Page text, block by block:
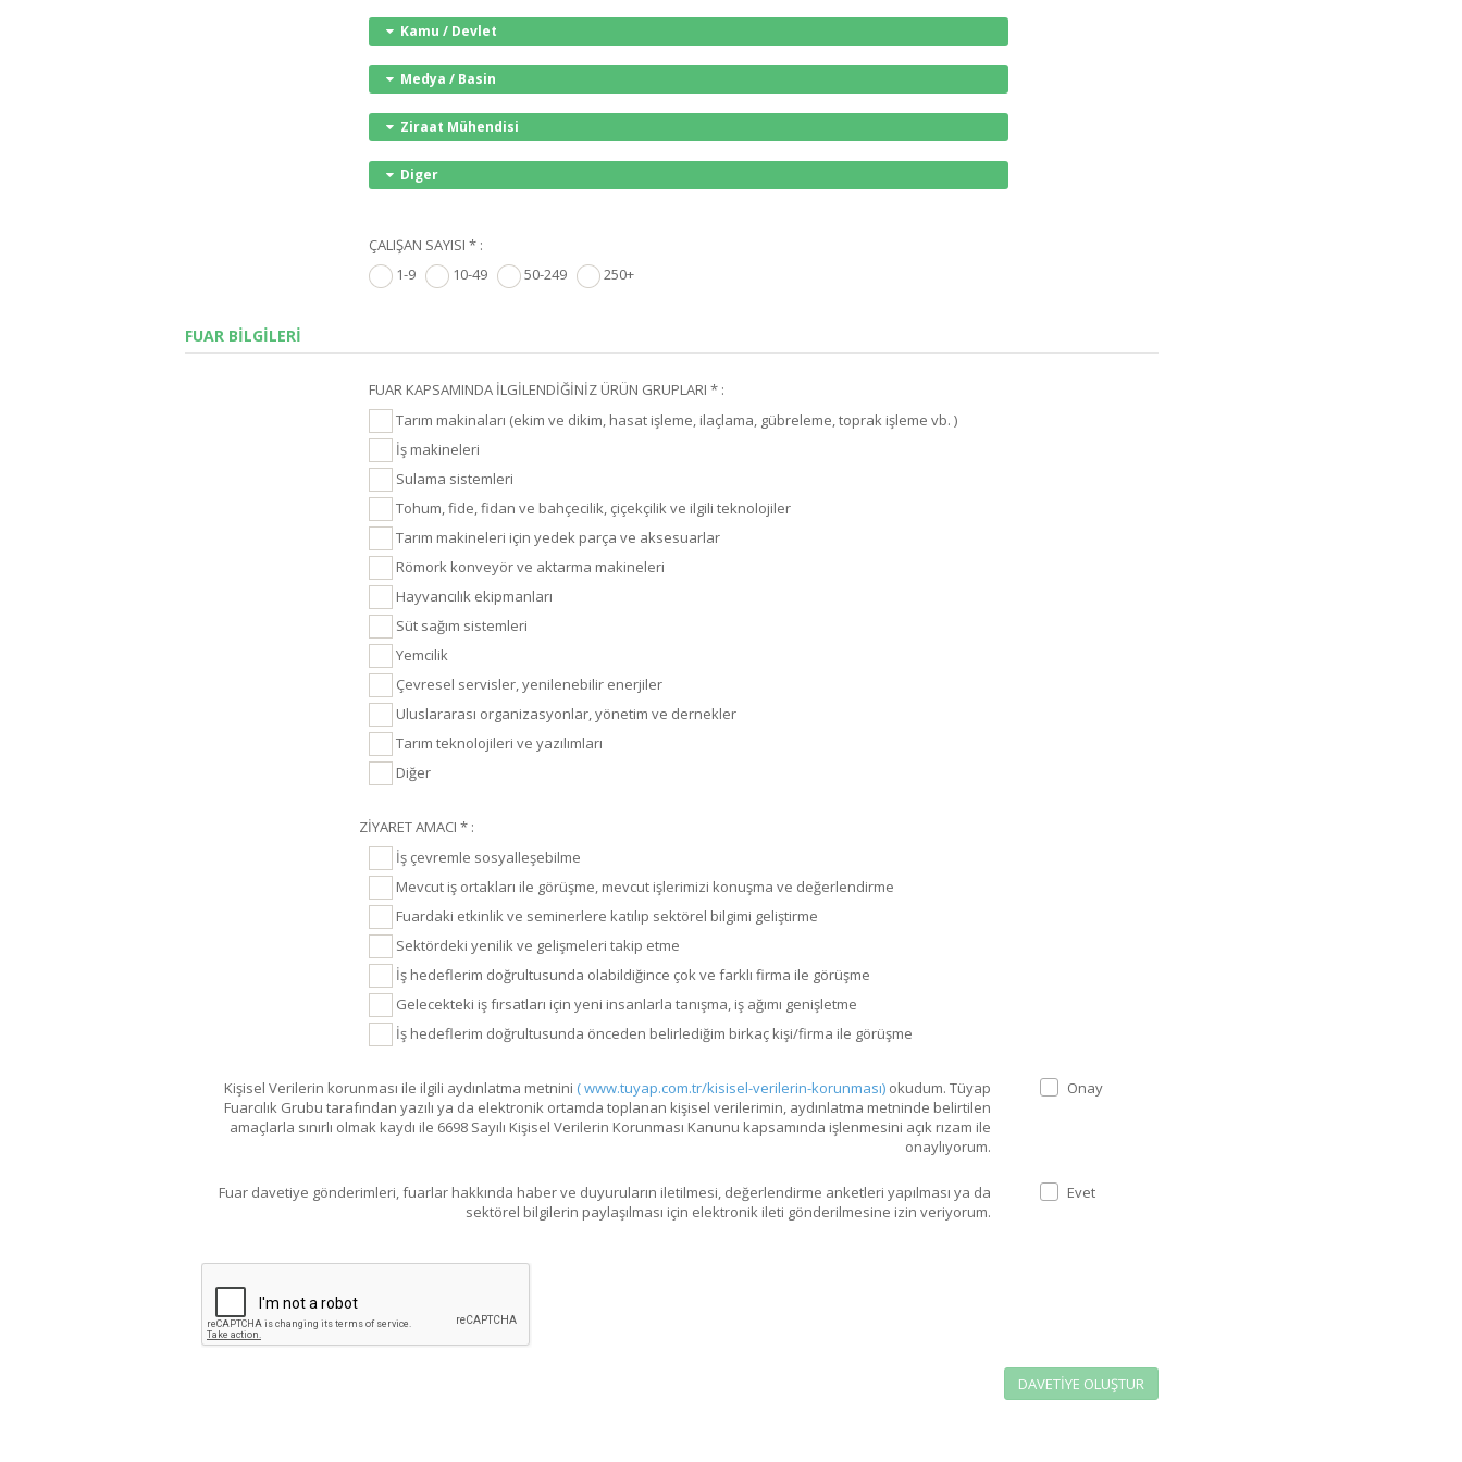
Kamu / Devlet
Medya / Basin
Ziraat Mühendisi
Diger
ÇALIŞAN SAYISI * :
1-9
10-49 50-249 250+
FUAR BİLGİLERİ
FUAR KAPSAMINDA İLGİLENDİĞİNİZ ÜRÜN GRUPLARI * :
Tarım makinaları (ekim ve dikim, hasat işleme, ilaçlama, gübreleme, toprak işleme vb. )
İş makineleri
Sulama sistemleri
Tohum, fide, fidan ve bahçecilik, çiçekçilik ve ilgili teknolojiler
Tarım makineleri için yedek parça ve aksesuarlar
Römork konveyör ve aktarma makineleri
Hayvancılık ekipmanları
Süt sağım sistemleri
Yemcilik
Çevresel servisler, yenilenebilir enerjiler
Uluslararası organizasyonlar, yönetim ve dernekler
Tarım teknolojileri ve yazılımları
Diğer
ZİYARET AMACI * :
İş çevremle sosyalleşebilme
Mevcut iş ortakları ile görüşme, mevcut işlerimizi konuşma ve değerlendirme
Fuardaki etkinlik ve seminerlere katılıp sektörel bilgimi geliştirme
Sektördeki yenilik ve gelişmeleri takip etme
İş hedeflerim doğrultusunda olabildiğince çok ve farklı firma ile görüşme
Gelecekteki iş fırsatları için yeni insanlarla tanışma, iş ağımı genişletme
İş hedeflerim doğrultusunda önceden belirlediğim birkaç kişi/firma ile görüşme
Kişisel Verilerin korunması ile ilgili aydınlatma metnini ( www.tuyap.com.tr/kisisel-verilerin-korunması) okudum. Tüyap
Fuarcılık Grubu tarafından yazılı ya da elektronik ortamda toplanan kişisel verilerimin, aydınlatma metninde belirtilen
amaçlarla sınırlı olmak kaydı ile 6698 Sayılı Kişisel Verilerin Korunması Kanunu kapsamında işlenmesini açık rızam ile
onaylıyorum.
Onay
Fuar davetiye gönderimleri, fuarlar hakkında haber ve duyuruların iletilmesi, değerlendirme anketleri yapılması ya da
sektörel bilgilerin paylaşılması için elektronik ileti gönderilmesine izin veriyorum.
Evet